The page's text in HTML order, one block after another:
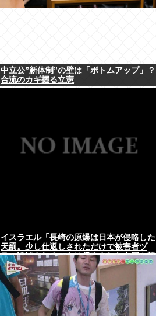
中立公”新体制”の壁は「ボトムアップ」？
合流のカギ握る立憲
イスラエル「長崎の原爆は日本が侵略した
天罰。少し仕返しされただけで被害者ヅ
ラ。追悼されるべきは侵略された中国や韓
国の人々だよ